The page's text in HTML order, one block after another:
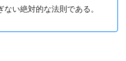
ない絶対的な法則である。